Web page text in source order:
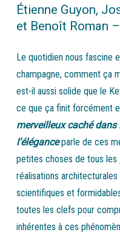
Étienne Guyon,
et Benoît Roman
Le quotidien nous fascine
champagne, comment ça
est-il aussi solide que le
ce que ça finit forcément
merveilleux caché
l’élégance parle de ces
petites choses de tous les
réalisations
scientifiques et
toutes les clefs pour
inhérentes à ces